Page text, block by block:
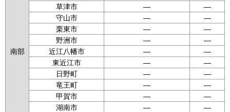
南部
草津市
—
—
守山市
—
—
栗東市
—
—
野洲市
—
—
近江八幡市
—
—
東近江市
—
—
日野町
—
—
竜王町
—
—
甲賀市
—
—
湖南市
— —